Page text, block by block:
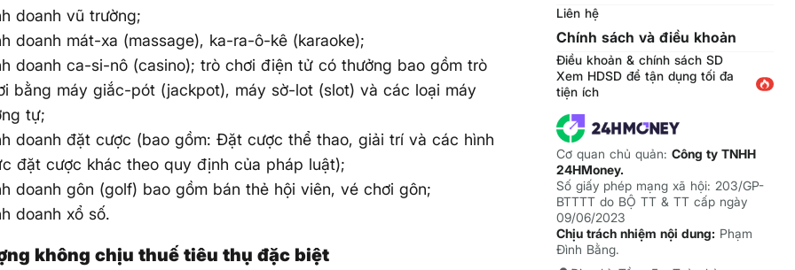
doanh vũ trường;
doanh mát-xa (massage), ka-ra-ô-kê (karaoke);
doanh ca-si-nô (casino); trò chơi điện tử có thưởng bao gồm trò
bằng máy giắc-pót (jackpot), máy sờ-lot (slot) và các loại máy
tự;
doanh đặt cược (bao gồm: Đặt cược thể thao, giải trí và các hình
đặt cược khác theo quy định của pháp luật);
doanh gôn (golf) bao gồm bán thẻ hội viên, vé chơi gôn;
doanh xổ số.
không chịu thuế tiêu thụ đặc biệt
Liên hệ
Chính sách và điều khoản
Điều khoản & chính sách SD
Xem HDSD để tận dụng tối đa
tiện ích
Cơ quan chủ quản: Công ty TNHH
24HMoney.
Số giấy phép mạng xã hội: 203/GP-
BTTTT do BỘ TT & TT cấp ngày
09/06/2023
Chịu trách nhiệm nội dung: Phạm
Đình Bằng.